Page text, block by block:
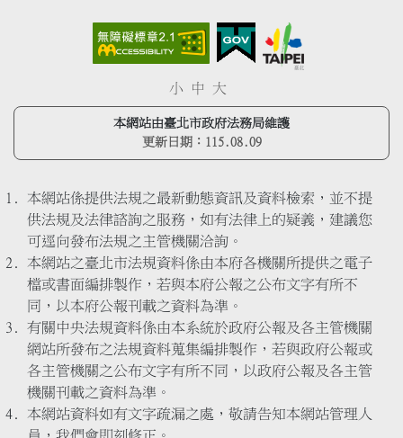
小 中 大
本網站由臺北市政府法務局維護
更新日期： 115.08.09
本網站係提供法規之最新動態資訊及資料檢索，並不提
供法規及法律諮詢之服務，如有法律上的疑義，建議您
可逕向發布法規之主管機關洽詢。
本網站之臺北市法規資料係由本府各機關所提供之電子
檔或書面編排製作，若與本府公報之公布文字有所不
同，以本府公報刊載之資料為準。
有關中央法規資料係由本系統於政府公報及各主管機關
網站所發布之法規資料蒐集編排製作，若與政府公報或
各主管機關之公布文字有所不同，以政府公報及各主管
機關刊載之資料為準。
本網站資料如有文字疏漏之處，敬請告知本網站管理人
員，我們會即刻修正。